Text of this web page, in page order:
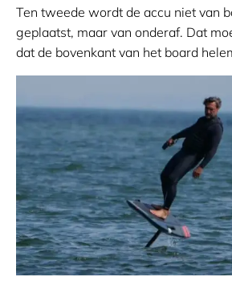
Ten tweede wordt de accu niet van
geplaatst, maar van onderaf. Dat
dat de bovenkant van het board